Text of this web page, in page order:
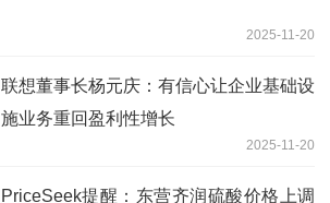
2025-11-20
联想董事长杨元庆：有信心让企业基础设
施业务重回盈利性增长
2025-11-20
PriceSeek提醒：东营齐润硫酸价格上调